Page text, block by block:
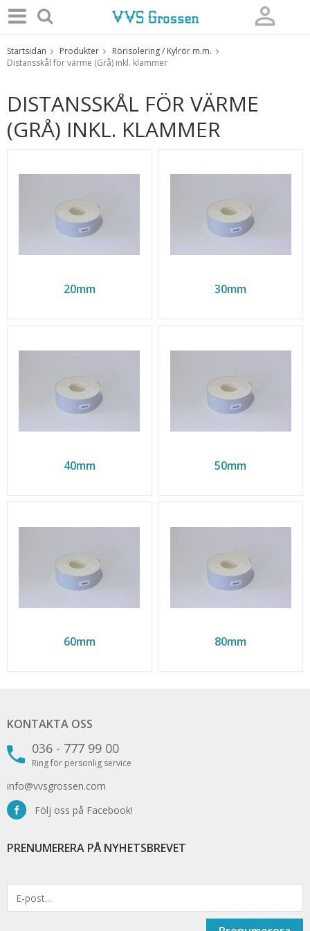
Produkten har blivit tillagd i varukorgen
Startsidan Produkter
Rörisolering / Kylrör m.m.
Distansskål för värme (Grå) inkl. klammer
DISTANSSKÅL FÖR VÄRME
(GRÅ) INKL. KLAMMER
20mm 30mm
40mm 50mm
60mm 80mm
KONTAKTA OSS
036 - 777 99 00
Ring för personlig service
info@vvsgrossen.com
Följ oss på Facebook!
PRENUMERERA PÅ NYHETSBREVET